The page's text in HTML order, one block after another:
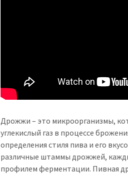
Дрожжи – это микроорганизмы,
углекислый газ в процессе
определения стиля пива и его
различные штаммы дрожжей,
профилем ферментации. Пивная